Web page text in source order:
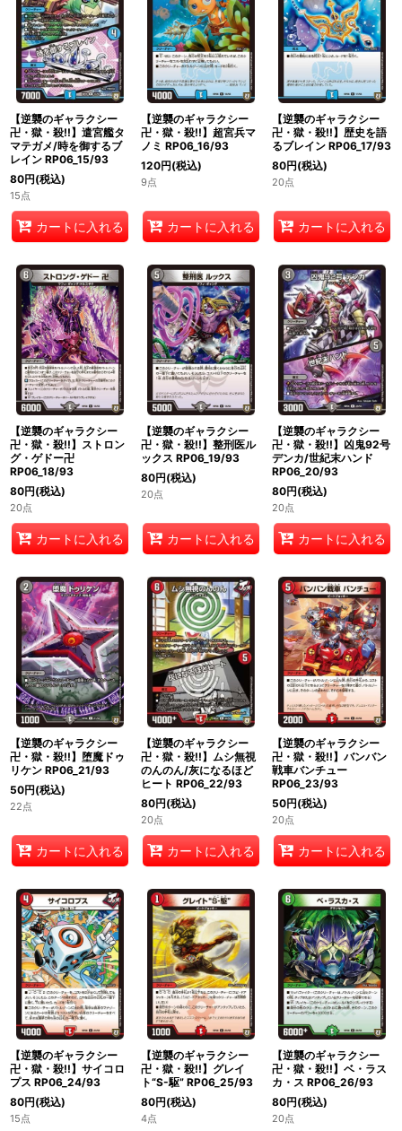
【逆襲のギャラクシー
卍・獄・殺!!】遣宮艦タ
マテガメ/時を御するブ
レイン RP06_15/93
80円(税込)
15点
カートに入れる
【逆襲のギャラクシー
卍・獄・殺!!】超宮兵マ
ノミ RP06_16/93
120円(税込)
9点
カートに入れる
【逆襲のギャラクシー
卍・獄・殺!!】歴史を語
るブレイン RP06_17/93
80円(税込)
20点
カートに入れる
【逆襲のギャラクシー
卍・獄・殺!!】ストロン
グ・ゲドー卍
RP06_18/93
80円(税込)
20点
カートに入れる
【逆襲のギャラクシー
卍・獄・殺!!】整刑医ル
ックス RP06_19/93
80円(税込)
20点
カートに入れる
【逆襲のギャラクシー
卍・獄・殺!!】凶鬼92号
デンカ/世紀末ハンド
RP06_20/93
80円(税込)
20点
カートに入れる
【逆襲のギャラクシー
卍・獄・殺!!】堕魔ドゥ
リケン RP06_21/93
50円(税込)
22点
カートに入れる
【逆襲のギャラクシー
卍・獄・殺!!】ムシ無視
のんのん/灰になるほど
ヒート RP06_22/93
80円(税込)
20点
カートに入れる
【逆襲のギャラクシー
卍・獄・殺!!】バンバン
戦車バンチュー
RP06_23/93
50円(税込)
20点
カートに入れる
【逆襲のギャラクシー
卍・獄・殺!!】サイコロ
プス RP06_24/93
80円(税込)
15点
【逆襲のギャラクシー
卍・獄・殺!!】グレイ
ト“S-駆” RP06_25/93
80円(税込)
4点
【逆襲のギャラクシー
卍・獄・殺!!】ベ・ラス
カ・ス RP06_26/93
80円(税込)
20点